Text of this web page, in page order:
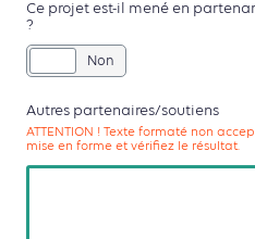
Ce projet est-il mené en
?
Non
Autres partenaires/soutiens
ATTENTION ! Texte formaté non
mise en forme et vérifiez le résultat.